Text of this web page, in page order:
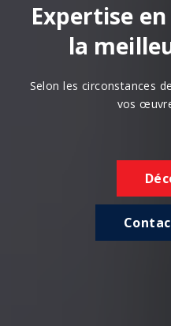
Expertise
la
Selon les circonstances
vos